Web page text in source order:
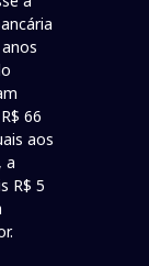
66
aos
a
R$ 5